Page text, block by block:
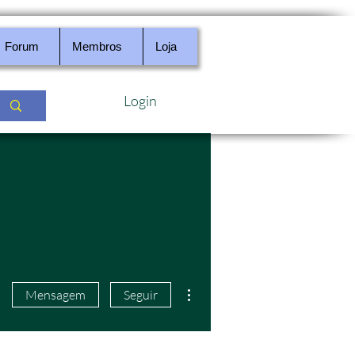
Forum Membros Loja
Login
Mensagem Seguir